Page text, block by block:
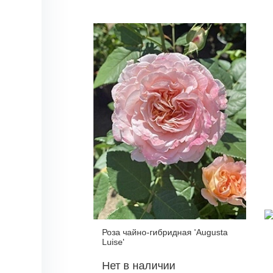
Роза чайно-гибридная 'Augusta
Luise'
Нет в наличии